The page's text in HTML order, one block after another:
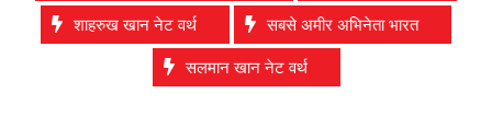
शाहरुख खान नेट वर्थ
सबसे अमीर अभिनेता भारत
सलमान खान नेट वर्थ